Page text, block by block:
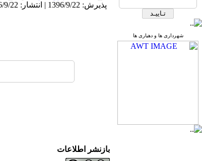
شهرداری ها و دهیاری ها
پذیرش: 1396/9/22 | انتشار: 1396/9/22
بازنشر اطلاعات